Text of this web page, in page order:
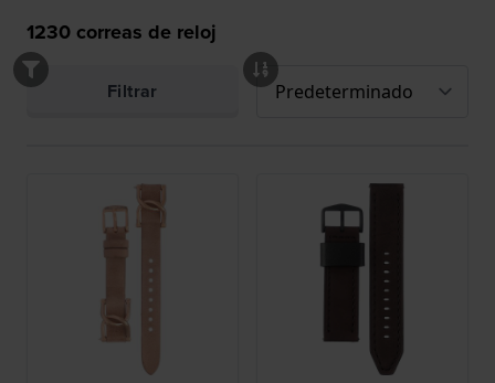
1230correas de reloj
Filtrar